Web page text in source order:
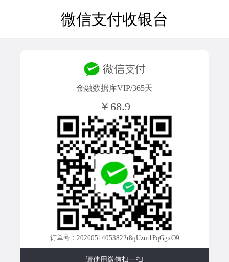
微信支付收银台
金融数据库VIP/365天
￥68.9
订单号：20260514053822r8qUzm1PqGgxO9
请使用微信扫一扫